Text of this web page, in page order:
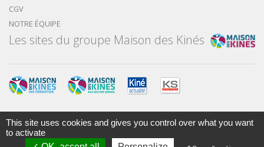
CGV
NOTRE ÉQUIPE
Les sites du groupe Maison des Kinés
Mentions légales
This site uses cookies and gives you control over what you want
to activate